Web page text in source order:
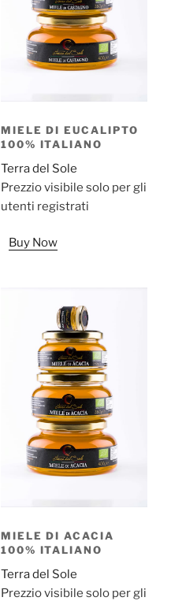
MIELE DI EUCALIPTO
100% ITALIANO
Terra del Sole
Prezzio visibile solo per gli
utenti registrati
Buy Now
MIELE DI ACACIA
100% ITALIANO
Terra del Sole
Prezzio visibile solo per gli